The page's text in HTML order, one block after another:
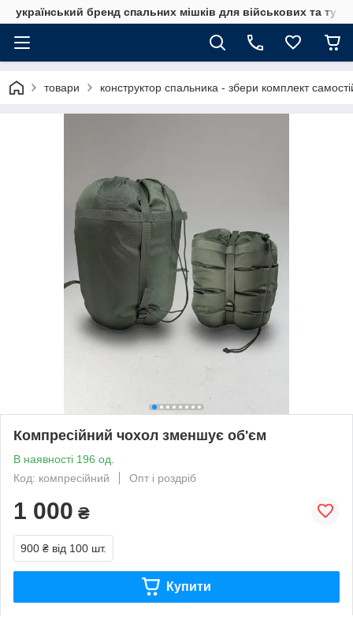
український бренд спальних мішків для військових та
товари конструктор спальника - збери комплект
Компресійний чохол зменшує об'єм
В наявності 196 од.
Код: компресійний
Опт і роздріб
1 000 ₴
900 ₴ від 100 шт.
Купити